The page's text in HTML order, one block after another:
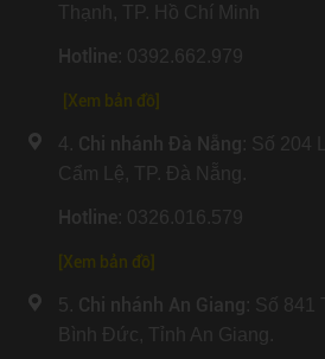
Thạnh, TP. Hồ Chí Minh
Hotline: 0392.662.979
[Xem bản đồ]
4. Chi nhánh Đà Nẵng: Số 204
Cẩm Lệ, TP. Đà Nẵng.
Hotline: 0326.016.579
Xem bản đồ
5. Chi nhánh An Giang: Số 841
Bình Đức, Tỉnh An Giang.